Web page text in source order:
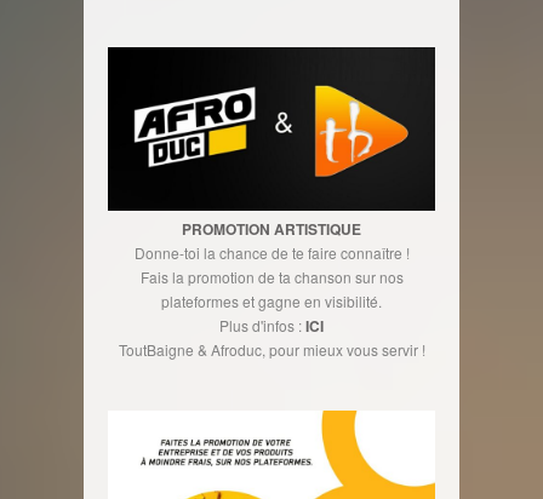
PROMOTION ARTISTIQUE
Donne-toi la chance de te faire connaître !
Fais la promotion de ta chanson sur nos
plateformes et gagne en visibilité.
Plus d'infos :ICI
ToutBaigne & Afroduc, pour mieux vous servir !